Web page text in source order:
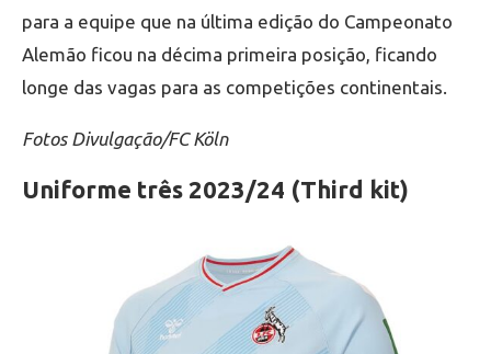
para a equipe que na última edição do Campeonato
Alemão ficou na décima primeira posição, ficando
longe das vagas para as competições continentais.
Fotos Divulgação/FC Köln
Uniforme três 2023/24 (Third kit)